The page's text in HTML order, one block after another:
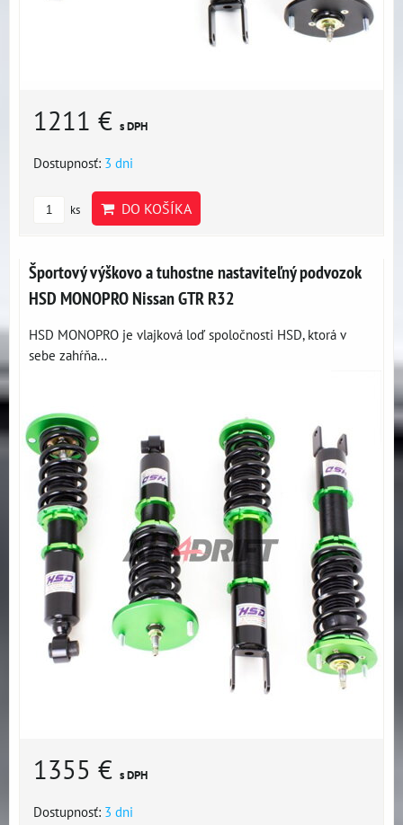
1211 € s DPH
Dostupnosť: 3 dni
ks DO KOŠÍKA
Športový výškovo a tuhostne nastaviteľný podvozok
HSD MONOPRO Nissan GTR R32
HSD MONOPRO je vlajková loď spoločnosti HSD, ktorá v
sebe zahŕňa...
1355 € s DPH
Dostupnosť: 3 dni